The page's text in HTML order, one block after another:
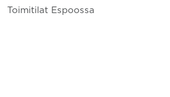
Toimitilat Espoossa